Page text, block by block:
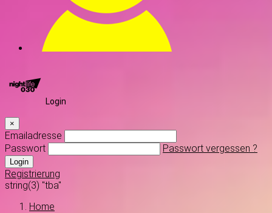
Login
×
Emailadresse
Passwort
Passwort vergessen ?
Login
Registrierung
string(3) "tba"
Home